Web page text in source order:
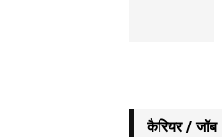
कैरियर / जॉब